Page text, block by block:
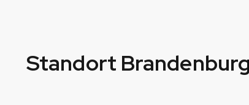
Standort Brandenburg